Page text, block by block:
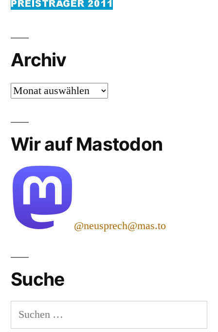
Archiv
Archiv
Wir auf Mastodon
@neusprech@mas.to
Suche
Suchen
nach: